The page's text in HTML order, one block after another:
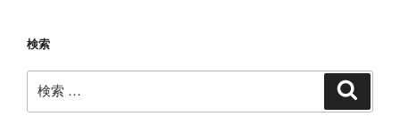
ン
検索
検
索: